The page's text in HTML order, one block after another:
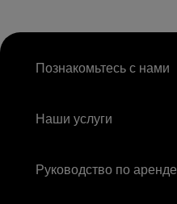
Познакомьтесь с нами
Наши услуги
Руководство по аренде